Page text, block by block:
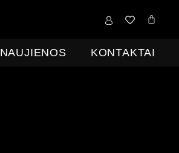
0,00
NAUJIENOS KONTAKTAI